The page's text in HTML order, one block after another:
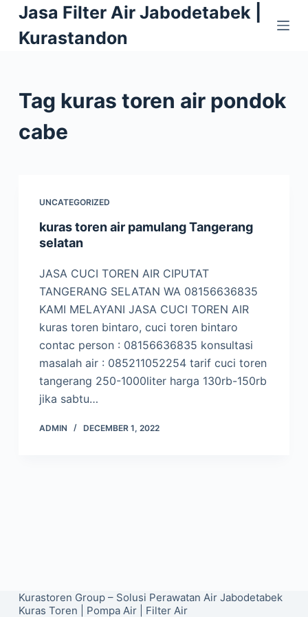
S
k
o
Jasa Filter Air Jabodetabek |
Kurastandon
Tag kuras toren air pondok
cabe
UNCATEGORIZED
kuras toren air pamulang Tangerang
selatan
JASA CUCI TOREN AIR CIPUTAT
TANGERANG SELATAN WA 08156636835
KAMI MELAYANI JASA CUCI TOREN AIR
kuras toren bintaro, cuci toren bintaro
contac person : 08156636835 konsultasi
masalah air : 085211052254 tarif cuci toren
tangerang 250-1000liter harga 130rb-150rb
jika sabtu…
ADMIN DECEMBER 1, 2022
Kurastoren Group – Solusi Perawatan Air Jabodetabek
Kuras Toren
Pompa Air| Filter Air